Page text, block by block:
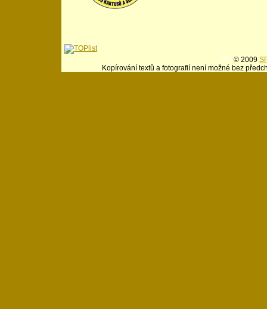
© 2009
Kopírování textů a fotografií není možné bez